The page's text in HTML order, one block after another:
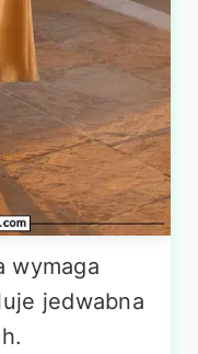
wymaga
jedwabna